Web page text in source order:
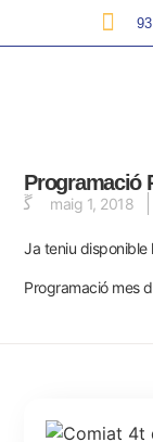
Programació
maig 1, 2018
Ja teniu disponible
Programació mes